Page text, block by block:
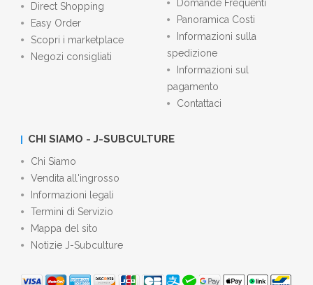
Direct Shopping
Easy Order
Scopri i marketplace
Negozi consigliati
Domande Frequenti
Panoramica Costi
Informazioni sulla
spedizione
Informazioni sul
pagamento
Contattaci
CHI SIAMO - J-SUBCULTURE
Chi Siamo
Vendita all'ingrosso
Informazioni legali
Termini di Servizio
Mappa del sito
Notizie J-Subculture